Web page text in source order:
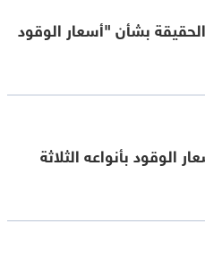
بشأن "أسعار الوقود
الوقود بأنواعه الثلاثة